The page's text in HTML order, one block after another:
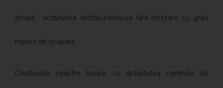
terapii , activitatea desfășurându-se fără încetare, cu grad
maxim de ocupare.
Cheltuielile noastre lunare cu activitatea centrului de